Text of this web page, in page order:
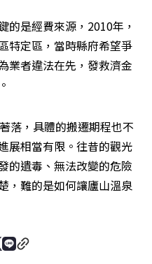
的是經費來源，2010年，
特定區，當時縣府希望爭
業者違法在先，發救濟金
落，具體的搬遷期程也不
展相當有限。往昔的觀光
的遺毒、無法改變的危險
，難的是如何讓廬山溫泉